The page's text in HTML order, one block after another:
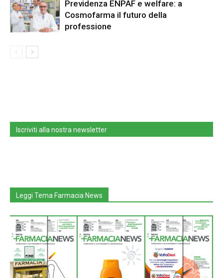
Previdenza ENPAF e welfare: a
Cosmofarma il futuro della
professione
Iscriviti alla nostra newsletter
Leggi Tema Farmacia News